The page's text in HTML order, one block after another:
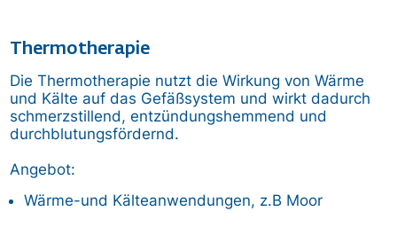
Thermotherapie
Die Thermotherapie nutzt die Wirkung von Wärme
und Kälte auf das Gefäßsystem und wirkt dadurch
schmerzstillend, entzündungshemmend und
durchblutungsfördernd.
Angebot:
Wärme-und Kälteanwendungen, z.B Moor